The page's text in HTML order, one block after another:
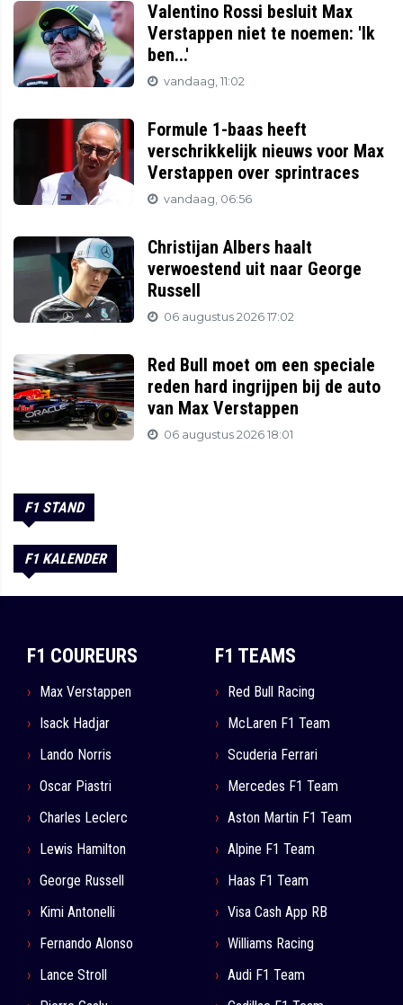
Valentino Rossi besluit Max
Verstappen niet te noemen: 'Ik
ben...'
vandaag, 11:02
Formule 1-baas heeft
verschrikkelijk nieuws voor Max
Verstappen over sprintraces
vandaag, 06:56
Christijan Albers haalt
verwoestend uit naar George
Russell
06 augustus 2026 17:02
Red Bull moet om een speciale
reden hard ingrijpen bij de auto
van Max Verstappen
06 augustus 2026 18:01
F1 STAND
F1 KALENDER
F1 COUREURS
Max Verstappen
Isack Hadjar
Lando Norris
Oscar Piastri
Charles Leclerc
Lewis Hamilton
George Russell
Kimi Antonelli
Fernando Alonso
Lance Stroll
F1 TEAMS
Red Bull Racing
McLaren F1 Team
Scuderia Ferrari
Mercedes F1 Team
Aston Martin F1 Team
Alpine F1 Team
Haas F1 Team
Visa Cash App RB
Williams Racing
Audi F1 Team